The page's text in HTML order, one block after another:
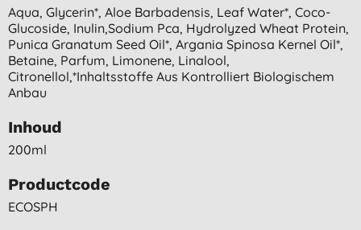
Aqua, Glycerin*, Aloe Barbadensis, Leaf Water*, Coco-
Glucoside, Inulin,sodium Pca, Hydrolyzed Wheat Protein,
Punica Granatum Seed Oil*, Argania Spinosa Kernel Oil*,
Betaine, Parfum, Limonene, Linalool,
Citronellol,*inhaltsstoffe Aus Kontrolliert Biologischem
Anbau
Inhoud
200ml
Productcode
ECOSPH